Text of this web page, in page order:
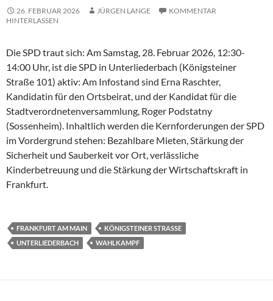
26. FEBRUAR 2026 JÜRGEN LANGE
KOMMENTAR
HINTERLASSEN
Die SPD traut sich: Am Samstag, 28. Februar 2026, 12:30-
14:00 Uhr, ist die SPD in Unterliederbach (Königsteiner
Straße 101) aktiv: Am Infostand sind Erna Raschter,
Kandidatin für den Ortsbeirat, und der Kandidat für die
Stadtverordnetenversammlung, Roger Podstatny
(Sossenheim). Inhaltlich werden die Kernforderungen der SPD
im Vordergrund stehen: Bezahlbare Mieten, Stärkung der
Sicherheit und Sauberkeit vor Ort, verlässliche
Kinderbetreuung und die Stärkung der Wirtschaftskraft in
Frankfurt.
FRANKFURT AM MAIN
KÖNIGSTEINER STRASSE
UNTERLIEDERBACH
WAHLKAMPF